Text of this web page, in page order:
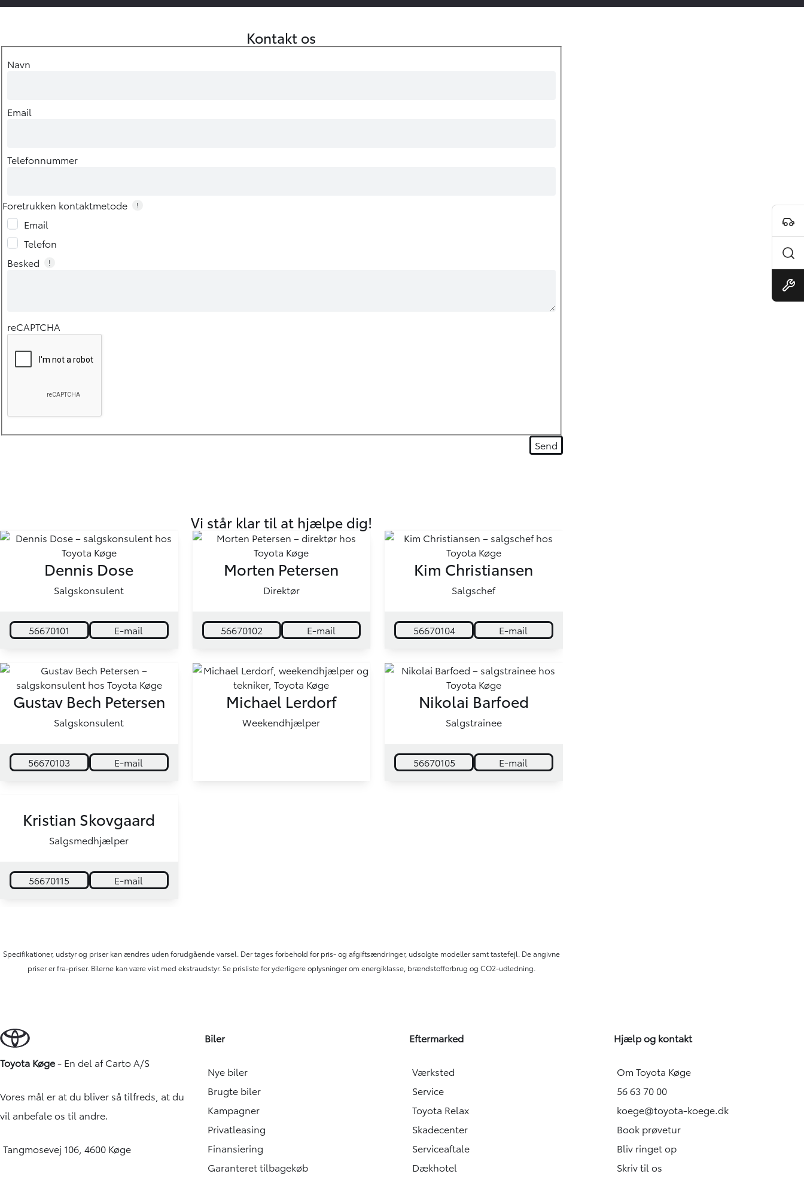
Kontakt os
Navn
Email
Telefonnummer
Foretrukken kontaktmetode !
Email
Telefon
Besked
!
reCAPTCHA
Vi står klar til at hjælpe dig!
Dennis Dose
Salgskonsulent
56670101 E-mail
Morten Petersen
Direktør
56670102 E-mail
Kim Christiansen
Salgschef
56670104 E-mail
Gustav Bech Petersen
Salgskonsulent
56670103 E-mail
Michael Lerdorf
Weekendhjælper
Nikolai Barfoed
Salgstrainee
56670105 E-mail
Kristian Skovgaard
Salgsmedhjælper
56670115 E-mail
Specifikationer, udstyr og priser kan ændres uden forudgående varsel. Der tages forbehold for pris- og afgiftsændringer, udsolgte modeller samt tastefejl. De angivne
priser er fra-priser. Bilerne kan være vist med ekstraudstyr. Se prisliste for yderligere oplysninger om energiklasse, brændstofforbrug og CO2-udledning.
Toyota Køge- En del afCarto A/S
Vores mål er at du bliver så tilfreds, at du
vil anbefale os til andre.
Tangmosevej 106, 4600 Køge
Biler
Nye biler
Brugte biler
Kampagner
Privatleasing
Finansiering
Garanteret tilbagekøb
Eftermarked
Værksted
Service
Toyota Relax
Skadecenter
Serviceaftale
Dækhotel
Hjælp og kontakt
Om Toyota Køge
56 63 70 00
koege@toyota-koege.dk
Book prøvetur
Bliv ringet op
Skriv til os